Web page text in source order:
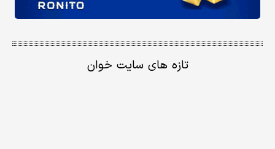
تازه های سایت خوان